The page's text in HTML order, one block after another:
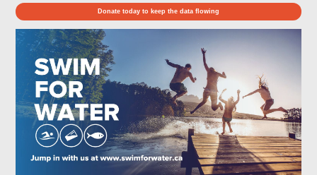
Donate today to keep the data flowing